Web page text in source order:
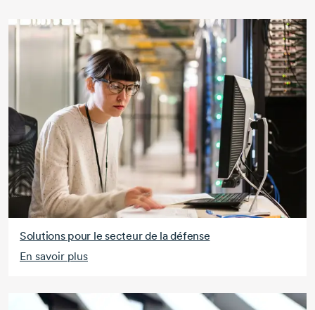
Solutions pour le secteur de la défense
En savoir plus